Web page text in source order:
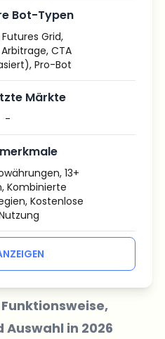
Bot-Typen
Grid,
CTA
Pro-Bot
Märkte
-
13+
Kombinierte
Kostenlose
Auswahl in 2026